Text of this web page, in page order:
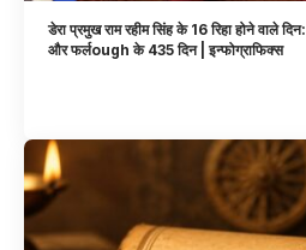
डेरा प्रमुख राम रहीम सिंह के 16 रिहा होने वाले
और फर्लough के 435 दिन | इन्फोग्राफिक्स